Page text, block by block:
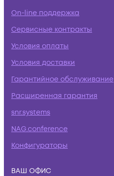
On-line поддержка
Сервисные контракты
Условия оплаты
Условия доставки
Гарантийное обслуживание
Расширенная гарантия
snr.systems
NAG.conference
Конфигураторы
ВАШ ОФИС